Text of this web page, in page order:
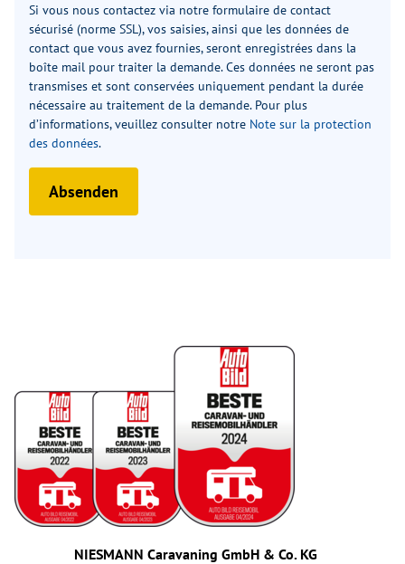
Si vous nous contactez via notre formulaire de contact
sécurisé (norme SSL), vos saisies, ainsi que les données de
contact que vous avez fournies, seront enregistrées dans la
boîte mail pour traiter la demande. Ces données ne seront pas
transmises et sont conservées uniquement pendant la durée
nécessaire au traitement de la demande. Pour plus
d’informations, veuillez consulter notre Note sur la protection
des données.
Absenden
NIESMANN Caravaning GmbH & Co. KG